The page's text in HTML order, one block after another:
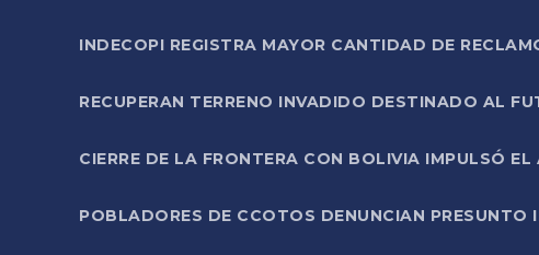
INDECOPI REGISTRA MAYOR CANTIDAD DE
RECUPERAN TERRENO INVADIDO DESTINADO AL
CIERRE DE LA FRONTERA CON BOLIVIA IMPULSÓ
POBLADORES DE CCOTOS DENUNCIAN